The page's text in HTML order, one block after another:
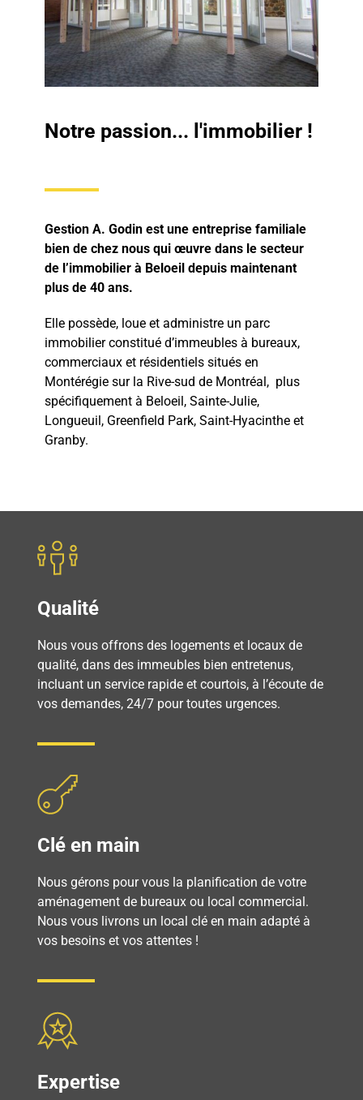
Notre passion... l'immobilier !
Gestion A. Godin est une entreprise familiale
bien de chez nous qui œuvre dans le secteur
de l’immobilier à Beloeil depuis maintenant
plus de 40 ans.
Elle possède, loue et administre un parc
immobilier constitué d’immeubles à bureaux,
commerciaux et résidentiels situés en
Montérégie sur la Rive-sud de Montréal, plus
spécifiquement à Beloeil, Sainte-Julie,
Longueuil, Greenfield Park, Saint-Hyacinthe et
Granby.
Qualité
Nous vous offrons des logements et locaux de
qualité, dans des immeubles bien entretenus,
incluant un service rapide et courtois, à l’écoute de
vos demandes, 24/7 pour toutes urgences.
Clé en main
Nous gérons pour vous la planification de votre
aménagement de bureaux ou local commercial.
Nous vous livrons un local clé en main adapté à
vos besoins et vos attentes !
Expertise